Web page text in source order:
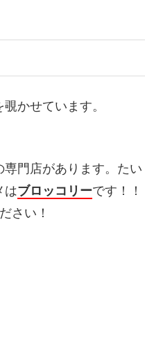
かせています。
門店があります。たい
はブロッコリーです！！
さい！